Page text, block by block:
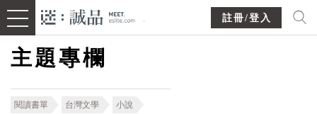
註冊/登入
主題專欄
閱讀書單 台灣文學 小說